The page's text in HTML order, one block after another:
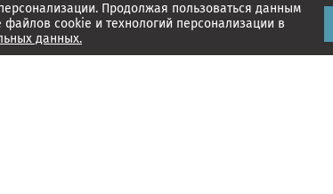
Продолжая пользоваться данным
файлов cookie и технологий персонализации в
данных.